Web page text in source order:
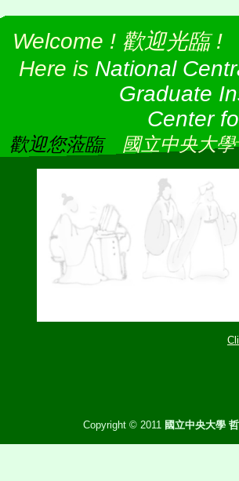
Welcome ! 歡迎光臨 !
Here is National
Graduate
Center for
歡迎您蒞臨 國立中央大
Copyright © 2011 國立中央大學